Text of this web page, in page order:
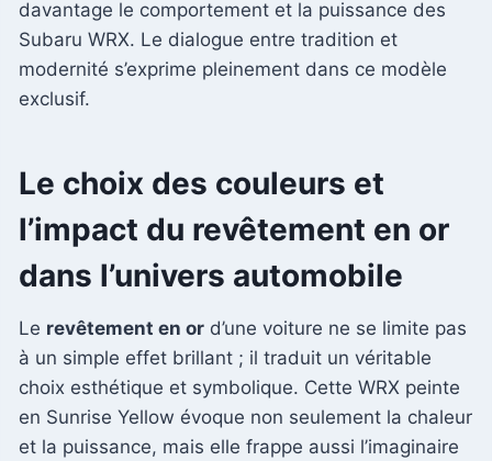
davantage le comportement et la puissance des
Subaru WRX. Le dialogue entre tradition et
modernité s’exprime pleinement dans ce modèle
exclusif.
Le choix des couleurs et
l’impact du revêtement en or
dans l’univers automobile
Le revêtement en or d’une voiture ne se limite pas
à un simple effet brillant ; il traduit un véritable
choix esthétique et symbolique. Cette WRX peinte
en Sunrise Yellow évoque non seulement la chaleur
et la puissance, mais elle frappe aussi l’imaginaire